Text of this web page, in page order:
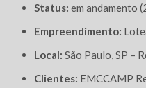
Status: em andamento
Empreendimento:
Local: São Paulo, SP –
Clientes: EMCCAMP